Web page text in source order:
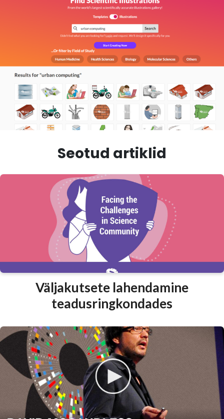
Seotud artiklid
Väljakutsete lahendamine
teadusringkondades